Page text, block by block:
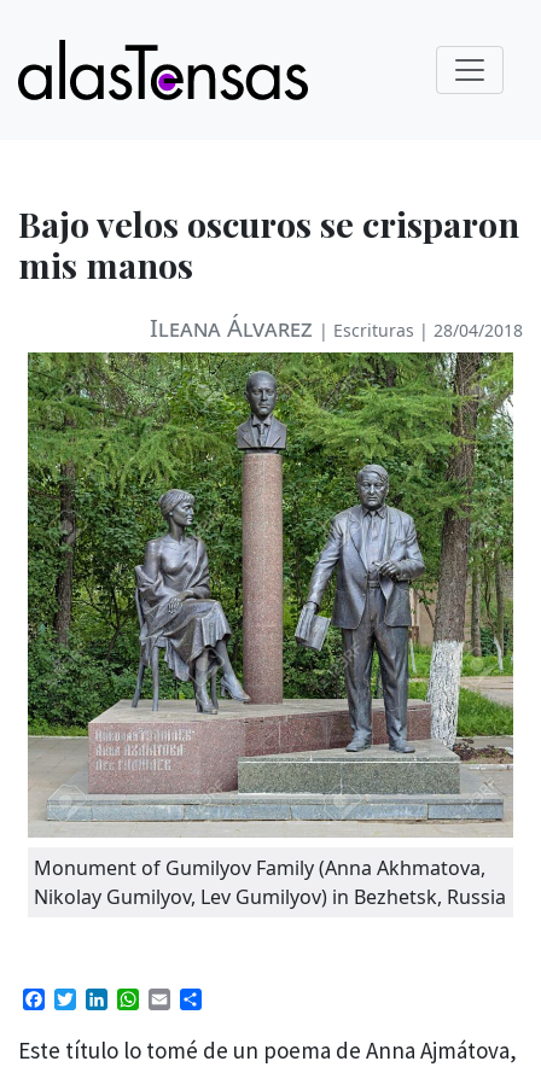
Bajo velos oscuros se crisparon
mis manos
Ileana Álvarez | Escrituras | 28/04/2018
Monument of Gumilyov Family (Anna Akhmatova,
Nikolay Gumilyov, Lev Gumilyov) in Bezhetsk, Russia
Facebook
TwitterLinkedIn
WhatsApp
Email
Este título lo tomé de un poema de Anna Ajmátova,